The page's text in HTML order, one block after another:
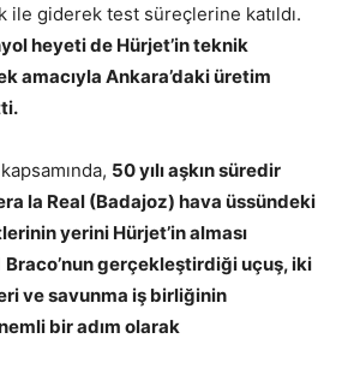
ile giderek test süreçlerine katıldı.
heyeti de Hürjet’in teknik
amacıyla Ankara’daki üretim
50 yılı aşkın süredir
la Real (Badajoz) hava üssündeki
yerini Hürjet’in alması
Braco’nun gerçekleştirdiği uçuş, iki
ve savunma iş birliğinin
bir adım olarak